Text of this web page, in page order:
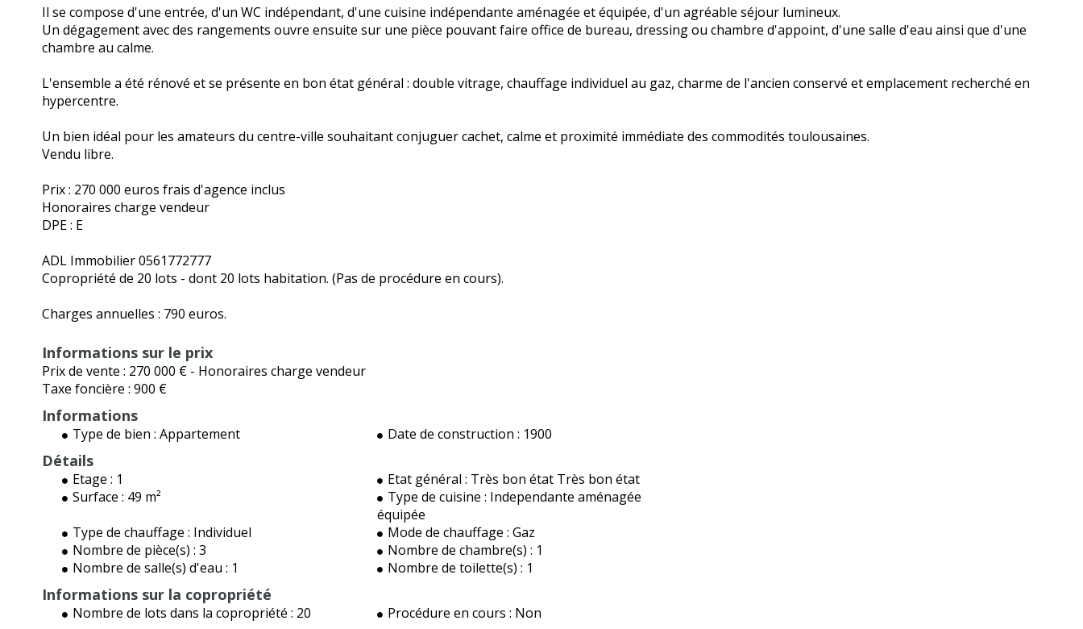
Il se compose d'une entrée, d'un WC indépendant, d'une cuisine indépendante aménagée et équipée, d'un agréable séjour lumineux.
Un dégagement avec des rangements ouvre ensuite sur une pièce pouvant faire office de bureau, dressing ou chambre d'appoint, d'une salle d'eau ainsi que d'une
chambre au calme.
L'ensemble a été rénové et se présente en bon état général : double vitrage, chauffage individuel au gaz, charme de l'ancien conservé et emplacement recherché en
hypercentre.
Un bien idéal pour les amateurs du centre-ville souhaitant conjuguer cachet, calme et proximité immédiate des commodités toulousaines.
Vendu libre.
Prix : 270 000 euros frais d'agence inclus
Honoraires charge vendeur
DPE : E
ADL Immobilier 0561772777
Copropriété de 20 lots - dont 20 lots habitation. (Pas de procédure en cours).
Charges annuelles : 790 euros.
Informations sur le prix
Prix de vente : 270 000 € - Honoraires charge vendeur
Taxe foncière : 900 €
Informations
Type de bien : Appartement Date de construction : 1900
Détails
Etage : 1 Etat général : Très bon état Très bon état
Surface : 49 m² Type de cuisine : Independante aménagée
équipée
Type de chauffage : Individuel Mode de chauffage : Gaz
Nombre de pièce(s) : 3 Nombre de chambre(s) : 1
Nombre de salle(s) d'eau : 1 Nombre de toilette(s) : 1
Informations sur la copropriété
Nombre de lots dans la copropriété : 20 Procédure en cours : Non